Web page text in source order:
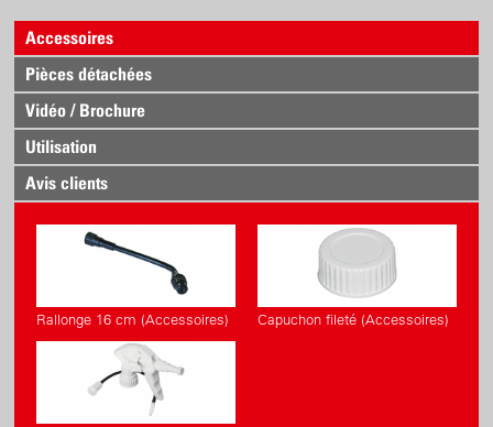
Accessoires
Pièces détachées
Vidéo / Brochure
Utilisation
Avis clients
Rallonge 16 cm (Accessoires) Capuchon fileté (Accessoires)